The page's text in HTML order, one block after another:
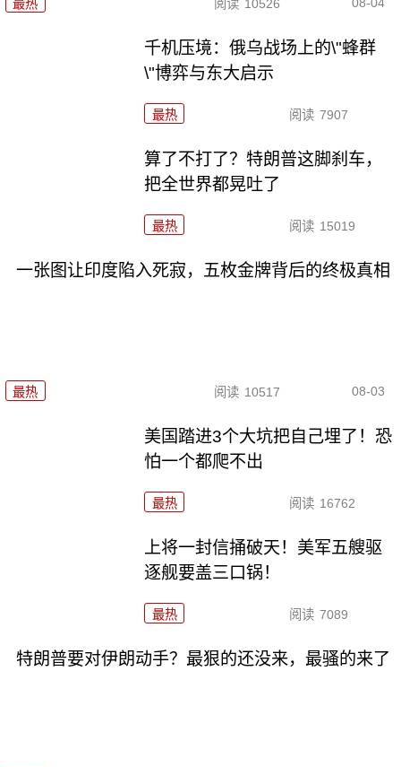
最热 阅读 10526
千机压境：俄乌战场上的\"蜂群
\"博弈与东大启示
最热 阅读 7907
算了不打了？特朗普这脚刹车，
把全世界都晃吐了
最热 阅读 15019
一张图让印度陷入死寂，五枚金牌背后的终极真相
最热 阅读 10517 08-03
美国踏进3个大坑把自己埋了！恐
怕一个都爬不出
最热 阅读 16762
上将一封信捅破天！美军五艘驱
逐舰要盖三口锅！
最热 阅读 7089
特朗普要对伊朗动手？最狠的还没来，最骚的来了